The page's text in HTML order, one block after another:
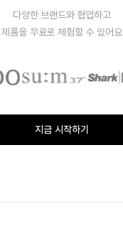
다양한 브랜드와 협업하고
제품을 무료로 체험할 수 있어요
지금 시작하기